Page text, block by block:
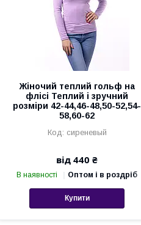
Жіночий теплий гольф на
флісі Теплий і зручний
розміри 42-44,46-48,50-52,54-
58,60-62
сиреневый
від 440 ₴
В наявності Оптом і в роздріб
Купити